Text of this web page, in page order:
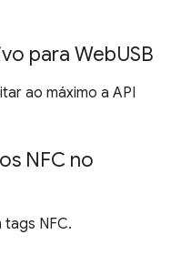
para WebUSB
ao máximo a API
NFC no
tags NFC.